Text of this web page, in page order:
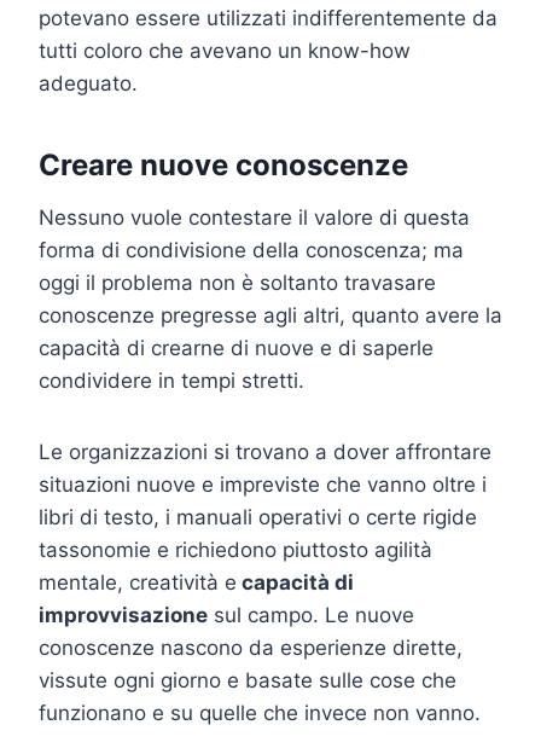
potevano essere utilizzati indifferentemente da
tutti coloro che avevano un know-how
adeguato.
Creare nuove conoscenze
Nessuno vuole contestare il valore di questa
forma di condivisione della conoscenza; ma
oggi il problema non è soltanto travasare
conoscenze pregresse agli altri, quanto avere la
capacità di crearne di nuove e di saperle
condividere in tempi stretti.
Le organizzazioni si trovano a dover affrontare
situazioni nuove e impreviste che vanno oltre i
libri di testo, i manuali operativi o certe rigide
tassonomie e richiedono piuttosto agilità
mentale, creatività e capacità di
improvvisazione sul campo. Le nuove
conoscenze nascono da esperienze dirette,
vissute ogni giorno e basate sulle cose che
funzionano e su quelle che invece non vanno.